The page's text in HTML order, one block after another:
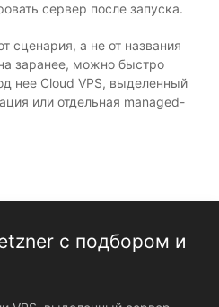
сервер после запуска.
сценария, а не от названия
заранее, можно быстро
нее Cloud VPS, выделенный
или отдельная managed-
с подбором и